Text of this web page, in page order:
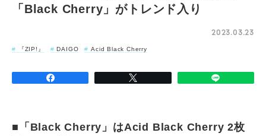
「Black Cherry」がトレンド入り
2023.03.23
『ZIP!』 DAIGO Acid Black Cherry
■「Black Cherry」はAcid Black Cherry 2枚